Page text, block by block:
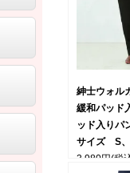
紳士ウォル
緩和パッド
ッド入りパ
サイズ S
3,980円(税